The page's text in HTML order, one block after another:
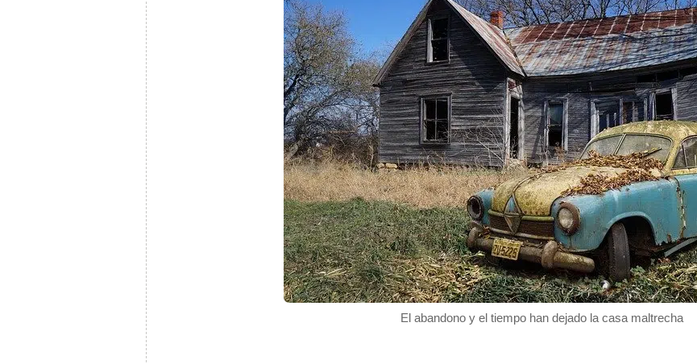
El abandono y el tiempo han dejado la casa maltrecha